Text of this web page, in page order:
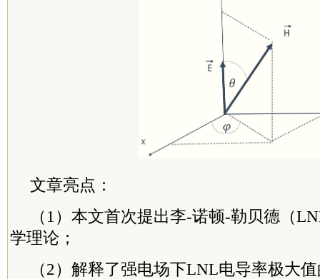
文章亮点：
（1）本文首次提出李-诺顿-勒贝德（
学理论；
（2）解释了强电场下LNL电导率极大